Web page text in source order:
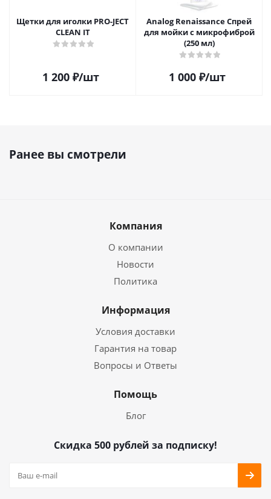
Щетки для иголки PRO-JECT
CLEAN IT
1 200₽/шт
Analog Renaissance Спрей
для мойки с микрофиброй
(250 мл)
1 000₽/шт
Ранее вы смотрели
Компания
О компании
Новости
Политика
Информация
Условия доставки
Гарантия на товар
Вопросы и Ответы
Помощь
Блог
Скидка 500 рублей за подписку!